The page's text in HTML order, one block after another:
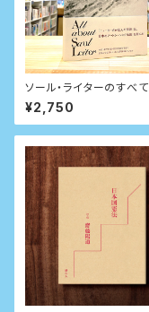
ソール・ライターのすべて
¥2,750